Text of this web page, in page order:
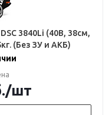
3840Li (40В, 38см,
(Без ЗУ и АКБ)
/шт